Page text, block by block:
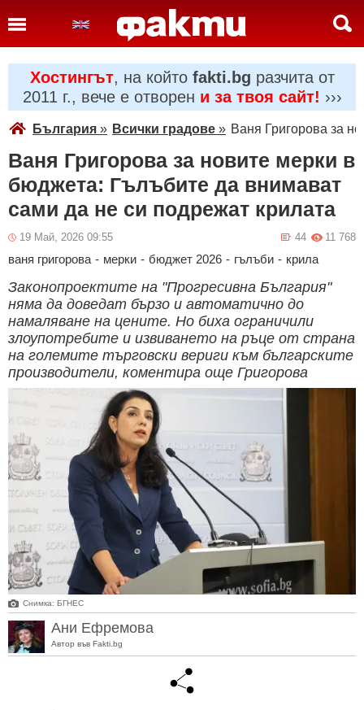
Хостингът, на който fakti.bg разчита от
2011 г., вече е отворен и за твоя сайт! ›››
България » Всички градове » Ваня Григорова за
Ваня Григорова за новите мерки в
бюджета: Гълъбите да внимават
сами да не си подрежат крилата
19 Май, 2026 09:55 11 768
44
ваня григорова - мерки - бюджет 2026 - гълъби - крила
Законопроектите на "Прогресивна България"
няма да доведат бързо и автоматично до
намаляване на цените. Но биха ограничили
злоупотребите и извиването на ръце от страна
на големите търговски вериги към българските
производители, коментира още Григорова
Снимка: БГНЕС
Ани Ефремова
Автор във Fakti.bg